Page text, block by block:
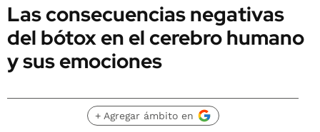
Las consecuencias negativas
del bótox en el cerebro humano
y sus emociones
+ Agregar ámbito en